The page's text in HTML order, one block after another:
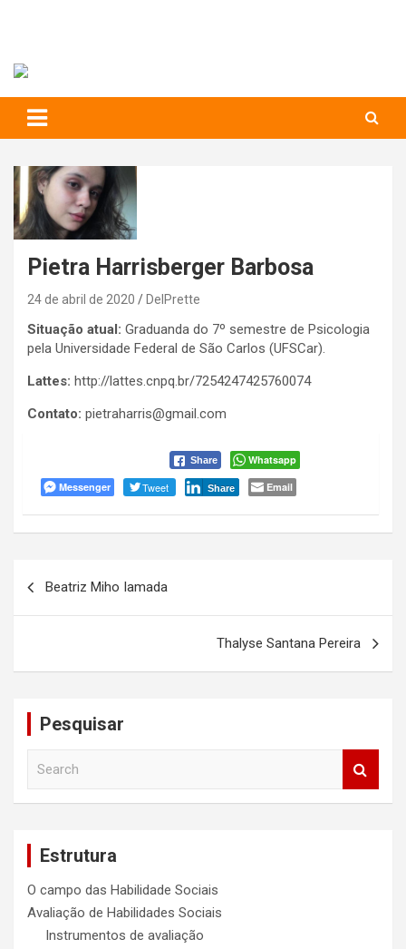
Pietra Harrisberger Barbosa
24 de abril de 2020 DelPrette
Situação atual: Graduanda do 7º semestre de Psicologia
pela Universidade Federal de São Carlos (UFSCar).
Lattes: http://lattes.cnpq.br/7254247425760074
Contato: pietraharris@gmail.com
Share
Whatsapp
Messenger
Tweet Share Email
Beatriz Miho Iamada
Thalyse Santana Pereira
Pesquisar
Estrutura
O campo das Habilidade Sociais
Avaliação de Habilidades Sociais
Instrumentos de avaliação